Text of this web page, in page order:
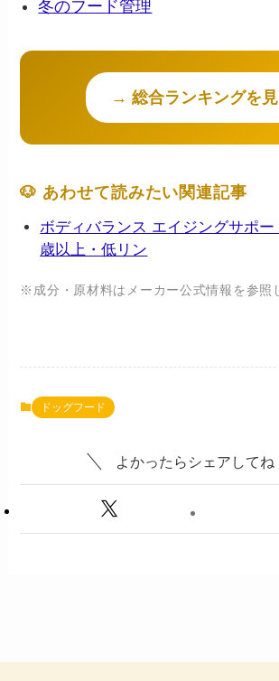
冬のフード管理
→ 総合ランキングを
🐶 あわせて読みたい関連記事
ボディバランス エイジングサポ
歳以上・低リン
※成分・原材料はメーカー公式情報を参照
ドッグフード
よかったらシェアしてね